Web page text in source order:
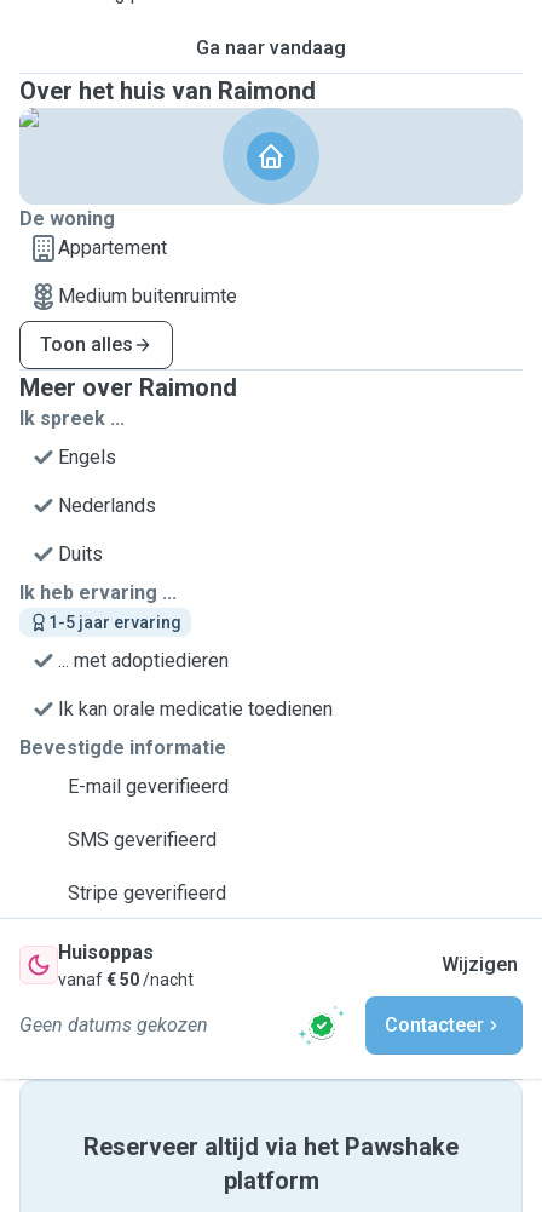
Ga naar vandaag
Over het huis van Raimond
De woning
Appartement
Medium buitenruimte
Toon alles
Meer over Raimond
Ik spreek ...
Engels
Nederlands
Duits
Ik heb ervaring ...
1-5 jaar ervaring
... met adoptiedieren
Ik kan orale medicatie toedienen
Bevestigde informatie
E-mail geverifieerd
SMS geverifieerd
Stripe geverifieerd
Huisoppas
vanaf€ 50/nacht
Wijzigen
Geen datums gekozen Contacteer
Reserveer altijd via het Pawshake
platform